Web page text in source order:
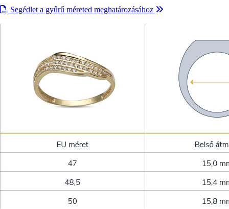
Segédlet a gyűrű méreted meghatározásához